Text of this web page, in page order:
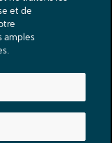
Automobiles Senn S.A.
et de
amples